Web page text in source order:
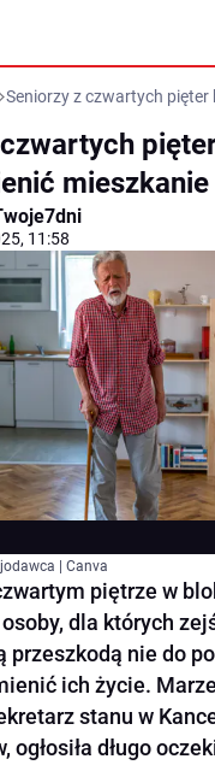
Seniorzy z czwartych
mieszkanie
11:58
| Canva
piętrze w
dla których
przeszkodą nie do
ich życie.
stanu w
ogłosiła długo